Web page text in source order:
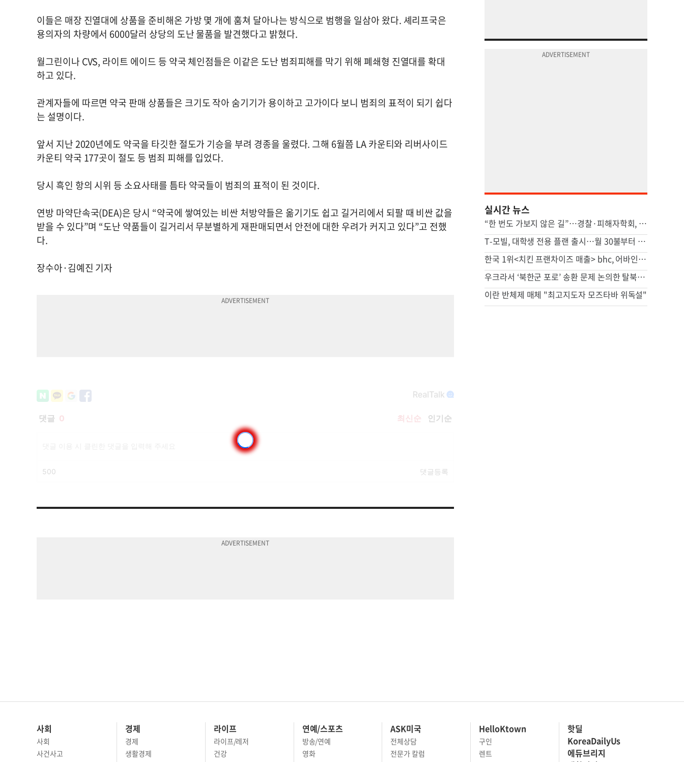
이들은 매장 진열대에 상품을 준비해온 가방 몇 개에 훔쳐 달아나는 방식으로 범행을 일삼아 왔다. 셰리프국은
용의자의 차량에서 6000달러 상당의 도난 물품을 발견했다고 밝혔다.
월그린이나 CVS, 라이트 에이드 등 약국 체인점들은 이같은 도난 범죄피해를 막기 위해 폐쇄형 진열대를 확대
하고 있다.
관계자들에 따르면 약국 판매 상품들은 크기도 작아 숨기기가 용이하고 고가이다 보니 범죄의 표적이 되기 쉽다
는 설명이다.
앞서 지난 2020년에도 약국을 타깃한 절도가 기승을 부려 경종을 울렸다. 그해 6월쯤 LA 카운티와 리버사이드
카운티 약국 177곳이 절도 등 범죄 피해를 입었다.
당시 흑인 항의 시위 등 소요사태를 틈타 약국들이 범죄의 표적이 된 것이다.
연방 마약단속국(DEA)은 당시 “약국에 쌓여있는 비싼 처방약들은 옮기기도 쉽고 길거리에서 되팔 때 비싼 값을
받을 수 있다”며 “도난 약품들이 길거리서 무분별하게 재판매되면서 안전에 대한 우려가 커지고 있다”고 전했
다.
장수아·김예진 기자
실시간 뉴스
“한 번도 가보지 않은 길”…경찰·피해자학회, 피해자 위해 머리 맞댔다
T-모빌, 대학생 전용 플랜 출시…월 30불부터 시작
한국 1위<치킨 프랜차이즈 매출> bhc, 어바인 상륙
우크라서 ‘북한군 포로’ 송환 문제 논의한 탈북민 등 6명 입건
이란 반체제 매체 "최고지도자 모즈타바 위독설"
사회 경제 라이프 연예/스포츠 ASK미국 HelloKtown
핫딜